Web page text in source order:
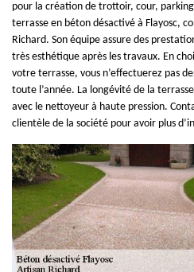
pour la création de trottoir, cour,
terrasse en béton désactivé à Flayosc,
Richard. Son équipe assure des
très esthétique après les travaux. En
votre terrasse, vous n’effectuerez pas
toute l’année. La longévité de la
avec le nettoyeur à haute pression.
clientèle de la société pour avoir plus